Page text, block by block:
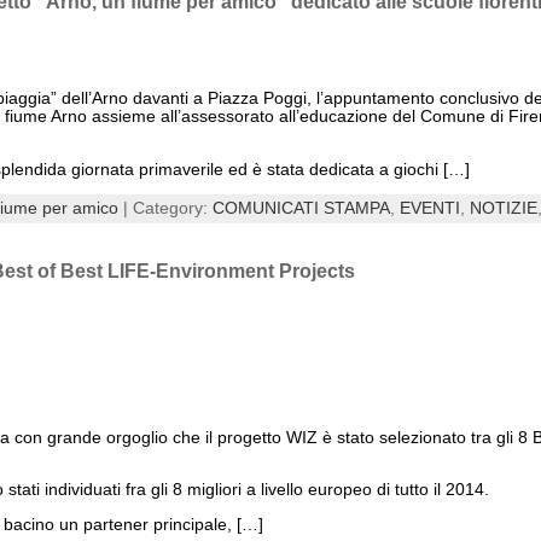
dell’Arno davanti a Piazza Poggi, l’appuntamento conclusivo
Arno assieme all’assessorato all’educazione del Comune di
giornata primaverile ed è stata dedicata a giochi […]
per amico| Category: COMUNICATI STAMPA, EVENTI , NOTIZIE
of Best LIFE-Environment Projects
con grande orgoglio che il progetto WIZ è stato selezionato tra gli 8
individuati fra gli 8 migliori a livello europeo di tutto il 2014.
bacino un partener principale, […]